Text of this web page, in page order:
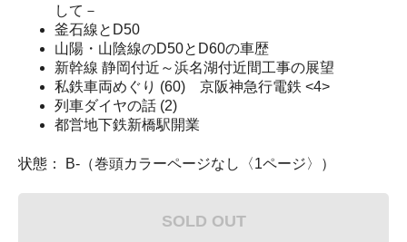
して－
釜石線とD50
山陽・山陰線のD50とD60の車歴
新幹線 静岡付近～浜名湖付近間工事の展望
私鉄車両めぐり (60) 京阪神急行電鉄 <4>
列車ダイヤの話 (2)
都営地下鉄新橋駅開業
状態： B-（巻頭カラーページなし〈1ページ〉）
SOLD OUT